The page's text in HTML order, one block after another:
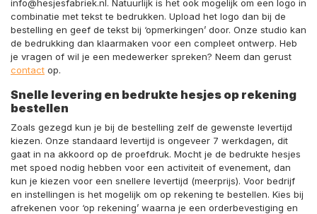
info@hesjesfabriek.nl. Natuurlijk is het ook mogelijk om een logo in
combinatie met tekst te bedrukken. Upload het logo dan bij de
bestelling en geef de tekst bij ‘opmerkingen’ door. Onze studio kan
de bedrukking dan klaarmaken voor een compleet ontwerp. Heb
je vragen of wil je een medewerker spreken? Neem dan gerust
contact op.
Snelle levering en bedrukte hesjes op rekening
bestellen
Zoals gezegd kun je bij de bestelling zelf de gewenste levertijd
kiezen. Onze standaard levertijd is ongeveer 7 werkdagen, dit
gaat in na akkoord op de proefdruk. Mocht je de bedrukte hesjes
met spoed nodig hebben voor een activiteit of evenement, dan
kun je kiezen voor een snellere levertijd (meerprijs). Voor bedrijf
en instellingen is het mogelijk om op rekening te bestellen. Kies bij
afrekenen voor ‘op rekening’ waarna je een orderbevestiging en